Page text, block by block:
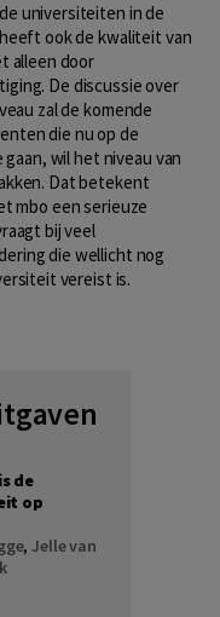
universiteiten in de
ook de kwaliteit van
alleen door
De discussie over
zal de komende
die nu op de
wil het niveau van
Dat betekent
mbo een serieuze
bij veel
die wellicht nog
vereist is.
de
op
,Jelle van